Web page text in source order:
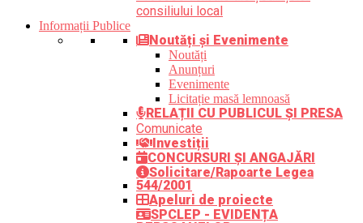
consiliului local
Informații Publice
Noutăți și Evenimente
Noutăți
Anunțuri
Evenimente
Licitație masă lemnoasă
RELAȚII CU PUBLICUL ȘI PRESA
Comunicate
Investiții
CONCURSURI ȘI ANGAJĂRI
Solicitare/Rapoarte Legea
544/2001
Apeluri de proiecte
SPCLEP - EVIDENȚA